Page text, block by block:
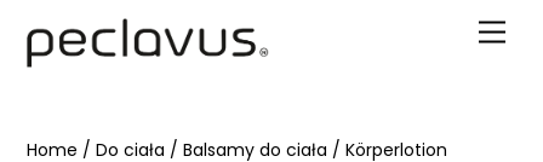
content
Home /Do ciała /Balsamy do ciała / Körperlotion